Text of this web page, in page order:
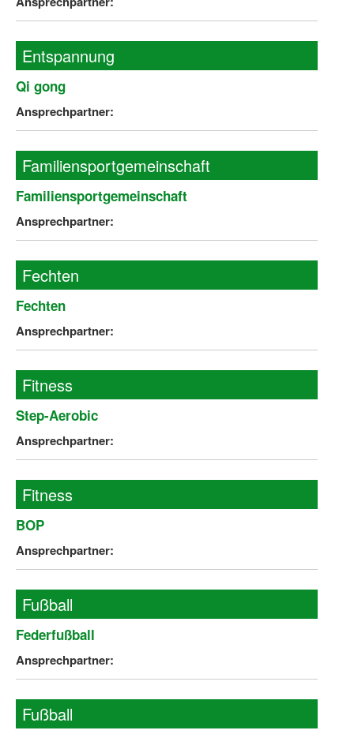
Entspannung
Qi gong
Ansprechpartner:
Familiensportgemeinschaft
Familiensportgemeinschaft
Ansprechpartner:
Fechten
Fechten
Ansprechpartner:
Fitness
Step-Aerobic
Ansprechpartner:
Fitness
BOP
Ansprechpartner:
Fußball
Federfußball
Ansprechpartner:
Fußball